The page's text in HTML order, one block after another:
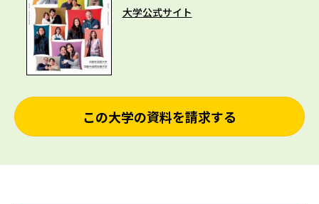
大学公式サイト
この大学の資料を請求する